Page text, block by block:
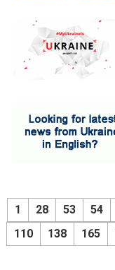
1 28 53 54
110
138 165